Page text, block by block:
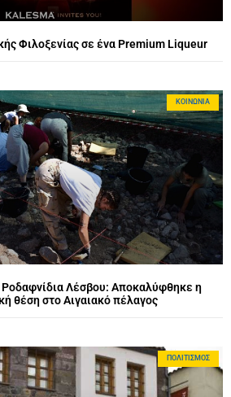
Φιλοξενίας σε ένα Premium Liqueur
ΚΟΙΝΩΝΊΑ
Λέσβου: Αποκαλύφθηκε η
θέση στο Αιγαιακό πέλαγος
ΠΟΛΙΤΙΣΜΌΣ